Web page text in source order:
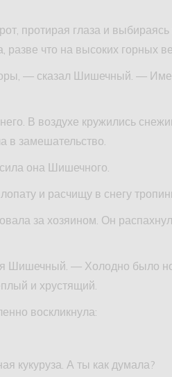
протирая глаза и
разве что на высоких горных
— сказал Шишечный. —
В воздухе кружились
в замешательство.
она Шишечного.
и расчищу в снегу
за хозяином. Он
Шишечный. — Холодно было
и хрустящий.
воскликнула:
кукуруза. А ты как думала?